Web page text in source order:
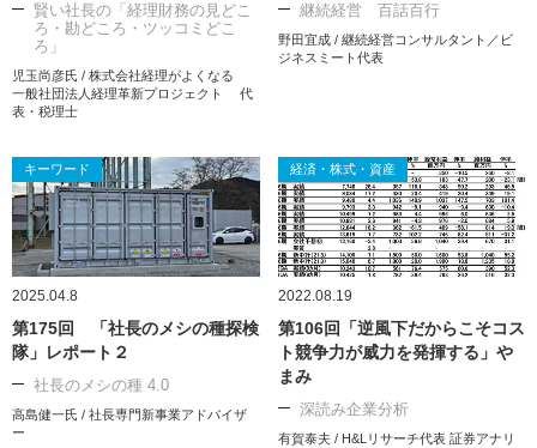
賢い社長の「経理財務の見どこ
ろ・勘どころ・ツッコミどこ
ろ」
児玉尚彦氏 / 株式会社経理がよくなる
一般社団法人経理革新プロジェクト 代
表・税理士
継続経営 百話百行
野田宜成 / 継続経営コンサルタント／ビ
ジネスミート代表
キーワード
2025.04.8
第175回 「社長のメシの種探検
隊」レポート２
社長のメシの種 4.0
高島健一氏 / 社長専門新事業アドバイザ
ー
経済・株式・資産
2022.08.19
第106回「逆風下だからこそコス
ト競争力が威力を発揮する」や
まみ
深読み企業分析
有賀泰夫 / H&Lリサーチ代表 証券アナリ